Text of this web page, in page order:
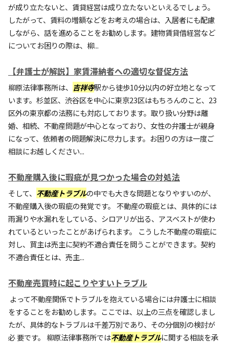
が成り立たないと、賃貸経営は成り立たないといえるでしょう。
したがって、賃料の増額などをお考えの場合は、入居者にも配慮
しながら、話を進めることをお勧めします。建物賃貸借経営など
についてお困りの際は、柳...
【弁護士が解説】家賃滞納者への適切な督促方法
柳原法律事務所は、 吉祥寺駅から徒歩10分以内の好立地となって
います。杉並区、渋谷区を中心に東京23区はもちろんのこと、23
区外の東京都の法務にも対応しております。取り扱い分野は離
婚、相続、不動産問題が中心となっており、女性の弁護士が親身
になって、依頼者の問題解決に尽力します。お困りの方は一度ご
相談にお越しください...
不動産購入後に瑕疵が見つかった場合の対処法
そして、 不動産トラブルの中でも大きな問題となりやすいのが、
不動産購入後の瑕疵の発覚です。 不動産の瑕疵とは、具体的には
雨漏りや水漏れをしている、シロアリが出る、アスベストが使わ
れているといったことがあげられます。 こうした不動産の瑕疵に
対し、買主は売主に契約不適合責任を問うことができます。契約
不適合責任とは、売主...
不動産売買時に起こりやすいトラブル
よって不動産関係でトラブルを抱えている場合には弁護士に相談
をすることをお勧めします。ここでは、以上の三点を確認しまし
たが、具体的なトラブルは千差万別であり、その分個別の検討が
必 要です。 柳原法律事務所では不動産トラブルに関する相談を承